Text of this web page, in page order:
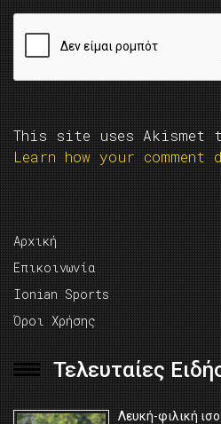
This site uses Akismet
Learn how your
Αρχική
Επικοινωνία
Ionian Sports
Όροι Χρήσης
Τελευταίες
Λευκή-φιλική